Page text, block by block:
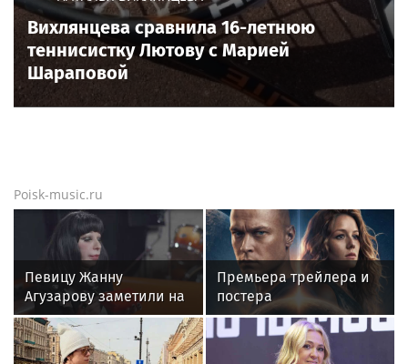
Вихлянцева сравнила 16-летнюю
теннисистку Лютову с Марией
Шараповой
Poisk-music.ru
Певицу Жанну
Агузарову заметили на
отдыхе в загородном
отеле с 22-летним
другом
Премьера трейлера и
постера
фантастического
блокбастера «Девятая
планета»